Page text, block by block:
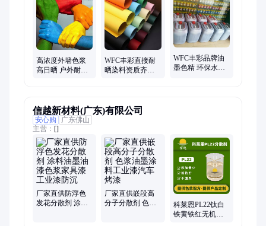
离子染料、碱性染料、造纸染料、荧光染料、墨水染料、纤维染
料、油性染料、进口色精
高浓度外墙色浆
高日晒 户外耐晒
WFC丰彩直接耐
晒染料资质齐全
WFC丰彩品牌油
墨色精 环保水溶
信越新材料(广东)有限公司
安心购
广东佛山
主营： []
厂家直供防浮色
发花分散剂 涂料
厂家直供嵌段高
分子分散剂 色浆
科莱恩PL22钛白
铁黄铁红无机颜